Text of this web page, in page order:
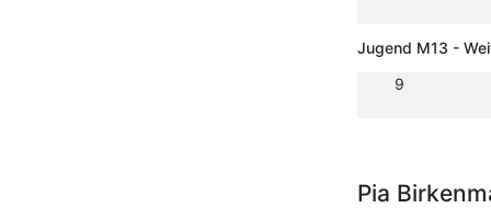
Jugend M13 -
9
Pia